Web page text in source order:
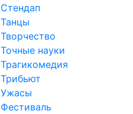
Стендап
Танцы
Творчество
Точные науки
Трагикомедия
Трибьют
Ужасы
Фестиваль